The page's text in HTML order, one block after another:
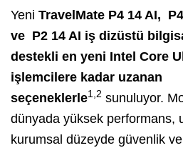
Yeni TravelMate P4 14 AI,
ve P2 14 AI iş dizüstü
destekli en yeni Intel Core
işlemcilere kadar uzanan
seçeneklerle1,2 sunuluyor.
dünyada yüksek performans,
kurumsal düzeyde güvenlik ve